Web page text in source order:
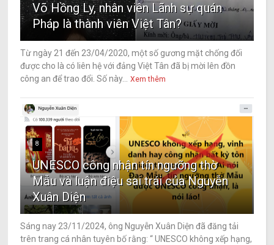
Võ Hồng Ly, nhân viên Lãnh sự quán
Pháp là thành viên Việt Tân?
Từ ngày 21 đến 23/04/2020, một số gương mặt chống đối
được cho là có liên hệ với đảng Việt Tân đã bị mời lên đồn
công an để trao đổi. Số này... Xem thêm
8
UNESCO công nhận tín ngưỡng thờ
Mẫu và luận điệu sai trái của Nguyễn
Xuân Diện
Sáng nay 23/11/2024, ông Nguyễn Xuân Diện đã đăng tải
trên trang cá nhân tuyên bố rằng: “ UNESCO không xếp hạng,